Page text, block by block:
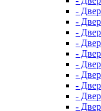
-
-
-
-
-
-
-
-
-
-